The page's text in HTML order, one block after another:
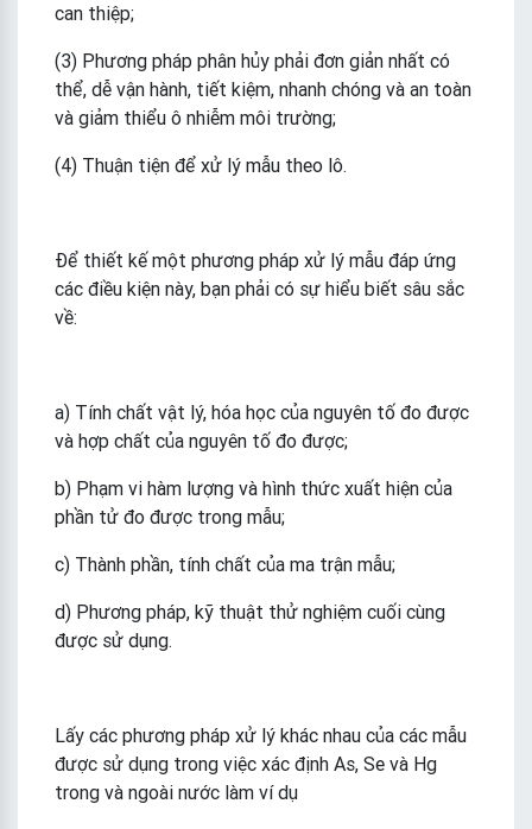
can thiệp;
(3) Phương pháp phân hủy phải đơn giản nhất có
thể, dễ vận hành, tiết kiệm, nhanh chóng và an toàn
và giảm thiểu ô nhiễm môi trường;
(4) Thuận tiện để xử lý mẫu theo lô.
Để thiết kế một phương pháp xử lý mẫu đáp ứng
các điều kiện này, bạn phải có sự hiểu biết sâu sắc
về:
a) Tính chất vật lý, hóa học của nguyên tố đo được
và hợp chất của nguyên tố đo được;
b) Phạm vi hàm lượng và hình thức xuất hiện của
phần tử đo được trong mẫu;
c) Thành phần, tính chất của ma trận mẫu;
d) Phương pháp, kỹ thuật thử nghiệm cuối cùng
được sử dụng.
Lấy các phương pháp xử lý khác nhau của các mẫu
được sử dụng trong việc xác định As, Se và Hg
trong và ngoài nước làm ví dụ